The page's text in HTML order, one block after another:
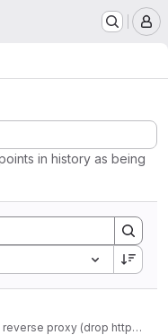
in history as being
proxy (drop https:80)